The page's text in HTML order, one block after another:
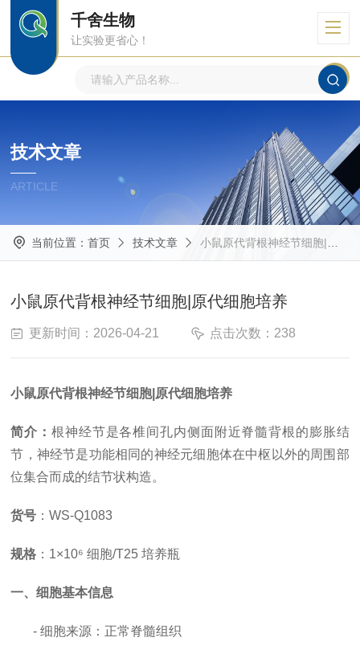
千舍生物
让实验更省心！
技术文章
ARTICLE
当前位置： 首页 技术文章 小鼠原代背根神经节细胞|原代细胞培养
小鼠原代背根神经节细胞|原代细胞培养
更新时间：2026-04-21 点击次数：238
小鼠原代背根神经节细胞|原代细胞培养
简介：根神经节是各椎间孔内侧面附近脊髓背根的膨胀结
节，神经节是功能相同的神经元细胞体在中枢以外的周围部
位集合而成的结节状构造。
货号 ：WS-Q1083
规格 ： 1×10⁶ 细胞/T25 培养瓶
一、细胞基本信息
- 细胞来源：正常脊髓组织